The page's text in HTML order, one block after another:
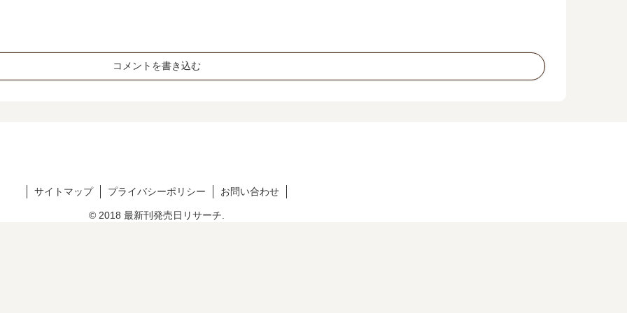
コメントを書き込む
サイトマップ プライバシーポリシー お問い合わせ
© 2018 最新刊発売日リサーチ.